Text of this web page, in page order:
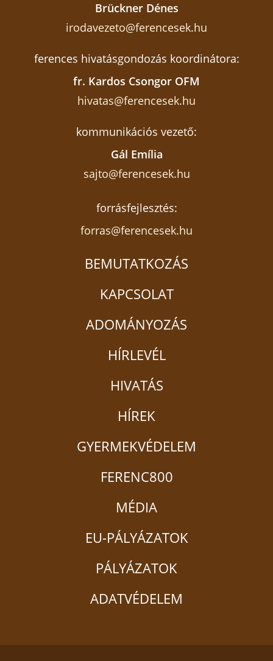
Brückner Dénes
irodavezeto@ferencesek.hu
ferences hivatásgondozás koordinátora:
fr. Kardos Csongor OFM
hivatas@ferencesek.hu
kommunikációs vezető:
Gál Emília
sajto@ferencesek.hu
forrásfejlesztés:
forras@ferencesek.hu
BEMUTATKOZÁS
KAPCSOLAT
ADOMÁNYOZÁS
HÍRLEVÉL
HIVATÁS
HÍREK
GYERMEKVÉDELEM
FERENC800
MÉDIA
EU-PÁLYÁZATOK
PÁLYÁZATOK
ADATVÉDELEM